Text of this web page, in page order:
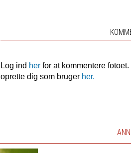
Log ind her for at kommentere
oprette dig som bruger her.